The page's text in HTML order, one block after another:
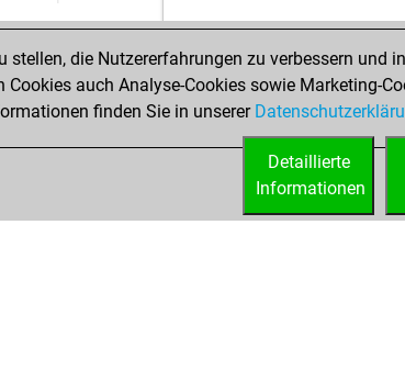
die Nutzererfahrungen zu verbessern und
auch Analyse-Cookies sowie Marketing-
finden Sie in unserer
Detaillierte
Informationen